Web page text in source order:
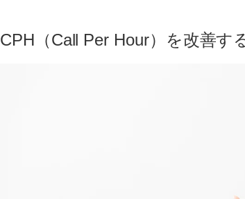
CPH（Call Per Hour）を改善す